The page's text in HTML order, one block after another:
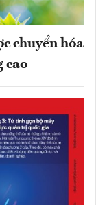
chuyển hóa
cao